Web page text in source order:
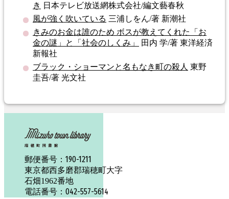
き 日本テレビ放送網株式会社/編文藝春秋
風が強く吹いている 三浦しをん/著 新潮社
きみのお金は誰のため ボスが教えてくれた「お
金の謎」と「社会のしくみ」
田内 学/著 東洋経済
新報社
ブラック・ショーマンと名もなき町の殺人 東野
圭吾/著 光文社
郵便番号： 190-1211
東京都西多磨郡瑞穂町大字
石畑1962番地
電話番号： 042-557-5614